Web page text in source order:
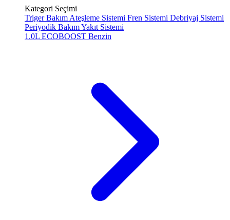
Kategori Seçimi
Triger Bakım Ateşleme Sistemi Fren Sistemi Debriyaj Sistemi
Periyodik BakımYakıt Sistemi
1.0L ECOBOOST Benzin